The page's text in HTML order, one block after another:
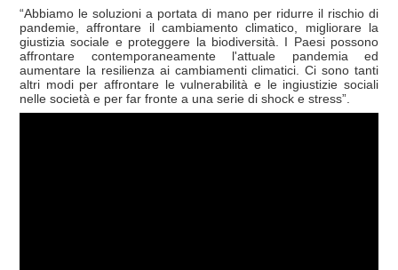
“Abbiamo le soluzioni a portata di mano per ridurre il rischio di
pandemie, affrontare il cambiamento climatico, migliorare la
giustizia sociale e proteggere la biodiversità. I Paesi possono
affrontare contemporaneamente l'attuale pandemia ed
aumentare la resilienza ai cambiamenti climatici. Ci sono tanti
altri modi per affrontare le vulnerabilità e le ingiustizie sociali
nelle società e per far fronte a una serie di shock e stress”.